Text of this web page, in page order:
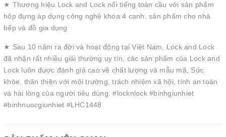
★ Thương hiệu Lock and Lock nổi tiếng toàn cầu với sản phẩm
hộp đựng áp dụng công nghệ khóa 4 cạnh, sản phẩm cho nhà
bếp và đồ gia dụng
★ Sau 10 năm ra đời và hoạt động tại Việt Nam, Lock and Lock
đã nhận rất nhiều giải thường uy tín, các sản phẩm của Lock and
Lock luôn được đánh giá cao về chất lượng và mẫu mã, Sức
khỏe, thân thiện với môi trường, trách nhiệm xã hội, tính an toàn
và hài lòng của người tiêu dùng. #locknlock #binhgiunhiet
#binhnuocgiunhiet #LHC1448